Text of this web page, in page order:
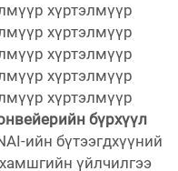
хүртэлмүүр
хүртэлмүүр
хүртэлмүүр
хүртэлмүүр
хүртэлмүүр
бүрхүүл
ийн бүтээгдхүүний
үйлчилгээ